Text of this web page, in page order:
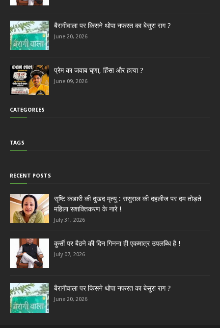
बैरागीवाला पर किसने थोपा नफरत का बेसुरा राग ?
June 20, 2026
प्रेम का जवाब घृणा, हिंसा और हत्या ?
June 09, 2026
CATEGORIES
TAGS
RECENT POSTS
सृष्टि कंडारी की दुखद मृत्यु : ससुराल की दहलीज पर दम तोड़ते
महिला सशक्तिकरण के नारे !
July 31, 2026
कुर्सी पर बैठने की दिन गिनना ही एकमात्र उपलब्धि है !
July 07, 2026
बैरागीवाला पर किसने थोपा नफरत का बेसुरा राग ?
June 20, 2026